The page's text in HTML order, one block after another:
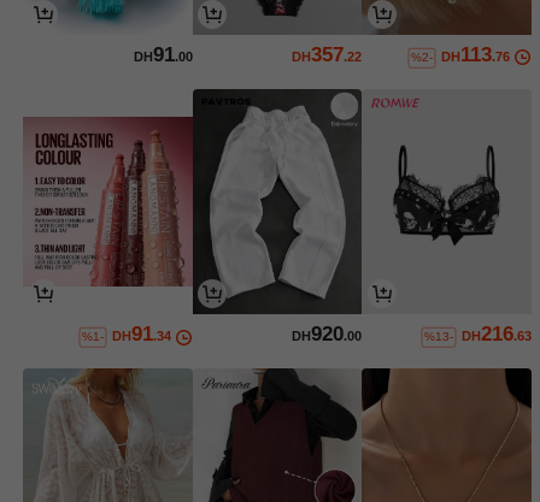
DH113.76
%2-
DH357.22
DH91.00
DH216.63
%13-
DH920.00
DH91.34
%1-